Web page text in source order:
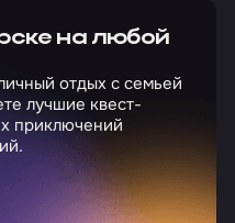
на любой
отдых с семьей
лучшие квест-
приключений